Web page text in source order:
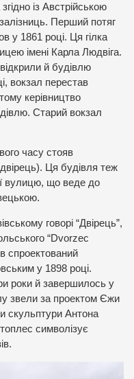
із Австрійською
Перший потяг
у 1861 році. Ця гілка
імені Карла Людвіга.
й будівлю
вокзал перестав
керівництво
Старий вокзал
часу стояв
Ця будівля теж
вулицю, що веде до
говорі “Двірець”,
“Dvorzec
спроектований
у 1898 році.
роки й завершилось у
звели за проектом Єжи
скульптури Антона
символізує